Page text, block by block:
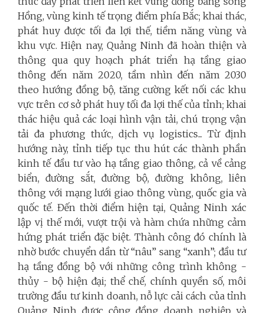
Hồng, vùng kinh tế trọng điểm phía Bắc; khai thác,
phát huy được tối đa lợi thế, tiềm năng vùng và
khu vực. Hiện nay, Quảng Ninh đã hoàn thiện và
thông qua quy hoạch phát triển hạ tầng giao
thông đến năm 2020, tầm nhìn đến năm 2030
theo hướng đồng bộ, tăng cường kết nối các khu
vực trên cơ sở phát huy tối đa lợi thế của tỉnh; khai
thác hiệu quả các loại hình vận tải, chú trọng vận
tải đa phương thức, dịch vụ logistics... Từ định
hướng này, tỉnh tiếp tục thu hút các thành phần
kinh tế đầu tư vào hạ tầng giao thông, cả về cảng
biển, đường sắt, đường bộ, đường không, liên
thông với mạng lưới giao thông vùng, quốc gia và
quốc tế. Đến thời điểm hiện tại, Quảng Ninh xác
lập vị thế mới, vượt trội và hàm chứa những cảm
hứng phát triển đặc biệt. Thành công đó chính là
nhờ bước chuyển dần từ “nâu” sang “xanh”; đầu tư
hạ tầng đồng bộ với những công trình không -
thủy - bộ hiện đại; thể chế, chính quyền số, môi
trường đầu tư kinh doanh, nỗ lực cải cách của tỉnh